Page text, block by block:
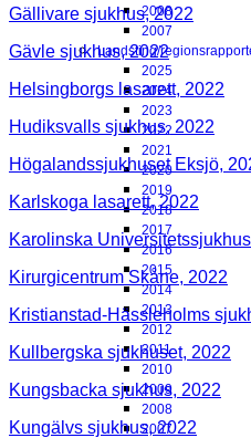
2008
2007
Landsting/
2025
2024
2023
2022
2021
2020
2019
2018
2017
2016
2015
2014
2013
2012
2011
2010
2009
2008
2007
Gällivare sjukhus, 2022
Gävle sjukhus, 2022
Helsingborgs lasarett, 2022
Hudiksvalls sjukhus, 2022
Högalandssjukhuset Eksjö,
Karlskoga lasarett, 2022
Karolinska
Kirurgicentrum Skåne, 2022
Kristianstad-Hässleholms
Kullbergska sjukhuset, 2022
Kungsbacka sjukhus, 2022
Kungälvs sjukhus, 2022